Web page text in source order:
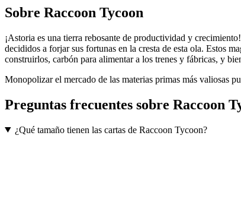
Sobre Raccoon Tycoon
¡Astoria es una tierra rebosante de productividad y
decididos a forjar sus fortunas en la cresta de esta ola. Estos
construirlos, carbón para alimentar a los trenes y fábricas, y
Monopolizar el mercado de las materias primas más valiosas
Preguntas frecuentes sobre Raccoon
¿Qué tamaño tienen las cartas de Raccoon Tycoon?